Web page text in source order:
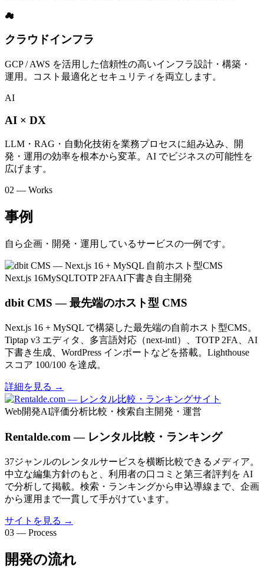
☁
クラウドインフラ
GCP / AWS を活用した信頼性の高いインフラ設計・構築・
運用。コスト最適化とセキュリティを両立します。
AI
AI × DX
LLM・RAG・自動化技術を業務プロセスに組み込み、開
発・運用の効率を根本から変革。AI でビジネスの可能性を
広げます。
02 — Works
事例
自ら企画・開発・運用しているサービスの一例です。
Next.js 16MySQLTOTP 2FAAI下書き 自主開発
dbit CMS — 最先端のホスト型 CMS
Next.js 16 + MySQL で構築した最先端の自前ホスト型CMS。
Tiptap v3 エディタ、多言語対応（next-intl）、TOTP 2FA、AI
下書き生成、WordPress インポートなどを搭載。Lighthouse
スコア 100/100 を達成。
詳細を見る →
Web開発AI評価分析比較・検索自主開発・運営
Rentalde.com — レンタル比較・ランキング
37ジャンルのレンタルサービスを横断比較できるメディア。
中立な編集方針のもと、利用者の口コミと第三者評判を AI
で分析して掲載。検索・ランキングから申込導線まで、企画
から運用まで一貫して手がけています。
サイトを見る →
03 — Process
開発の流れ